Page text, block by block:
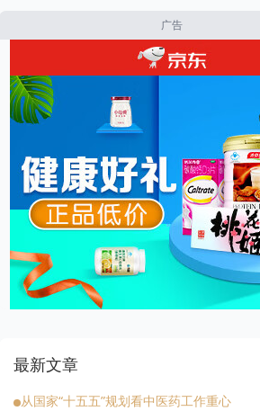
广告
最新文章
从国家“十五五”规划看中医药工作重心